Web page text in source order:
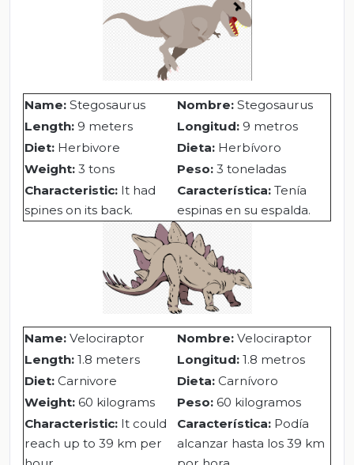
Name: Stegosaurus Nombre: Stegosaurus
Length: 9 meters Longitud: 9 metros
Diet: Herbivore Dieta: Herbívoro
Weight: 3 tons Peso: 3 toneladas
Characteristic: It had
spines on its back.
Característica: Tenía
espinas en su espalda.
Name: Velociraptor Nombre: Velociraptor
Length: 1.8 meters Longitud: 1.8 metros
Diet: Carnivore Dieta: Carnívoro
Weight: 60 kilograms Peso: 60 kilogramos
Characteristic: It could
reach up to 39 km per
Característica: Podía
alcanzar hasta los 39 km